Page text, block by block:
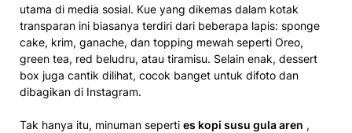
utama di media sosial. Kue yang dikemas dalam kotak
transparan ini biasanya terdiri dari beberapa lapis: sponge
cake, krim, ganache, dan topping mewah seperti Oreo,
green tea, red beludru, atau tiramisu. Selain enak, dessert
box juga cantik dilihat, cocok banget untuk difoto dan
dibagikan di Instagram.
Tak hanya itu, minuman seperti es kopi susu gula aren ,